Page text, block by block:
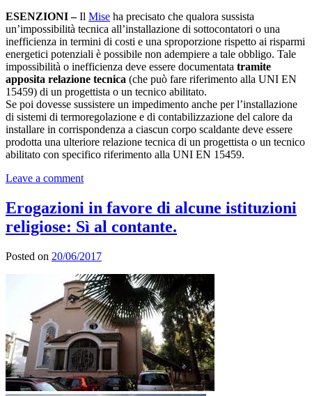
ESENZIONI –Il Mise ha precisato che qualora sussista
un’impossibilità tecnica all’installazione di sottocontatori o una
inefficienza in termini di costi e una sproporzione rispetto ai risparmi
energetici potenziali è possibile non adempiere a tale obbligo. Tale
impossibilità o inefficienza deve essere documentata tramite
apposita relazione tecnica (che può fare riferimento alla UNI EN
15459) di un progettista o un tecnico abilitato.
Se poi dovesse sussistere un impedimento anche per l’installazione
di sistemi di termoregolazione e di contabilizzazione del calore da
installare in corrispondenza a ciascun corpo scaldante deve essere
prodotta una ulteriore relazione tecnica di un progettista o un tecnico
abilitato con specifico riferimento alla UNI EN 15459.
Leave a comment
Erogazioni in favore di alcune istituzioni
religiose: Sì al contante.
Posted on 20/06/2017